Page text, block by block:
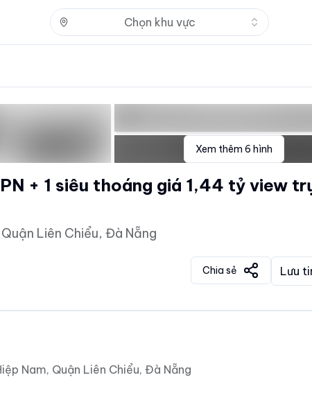
Chọn khu vực Nhấn
Xem thêm 6 hình
+ 1 siêu thoáng giá 1,44 tỷ view
Liên Chiểu, Đà Nẵng
Chia sẻ Lưu
Nam, Quận Liên Chiểu, Đà Nẵng